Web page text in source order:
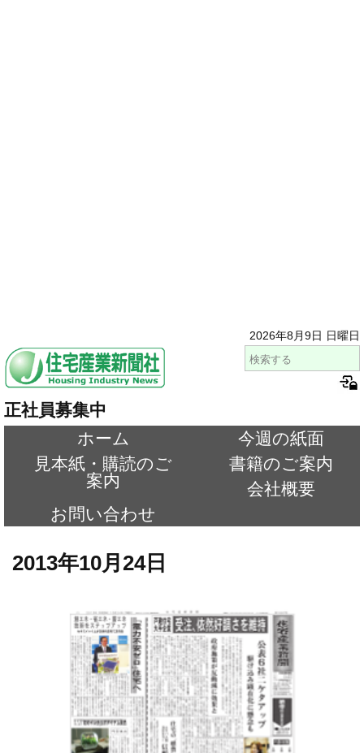
2026年8月9日 日曜日
正社員募集中
ホーム
今週の紙面
見本紙・購読のご
案内
書籍のご案内
会社概要
お問い合わせ
2013年10月24日